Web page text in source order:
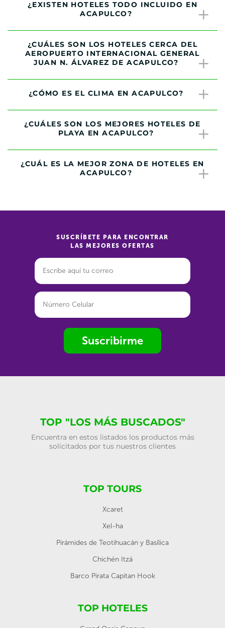
¿EXISTEN HOTELES TODO INCLUIDO EN
ACAPULCO?
¿CUÁLES SON LOS HOTELES CERCA DEL
AEROPUERTO INTERNACIONAL GENERAL
JUAN N. ÁLVAREZ DE ACAPULCO?
¿CÓMO ES EL CLIMA EN ACAPULCO?
¿CUÁLES SON LOS MEJORES HOTELES DE
PLAYA EN ACAPULCO?
¿CUÁL ES LA MEJOR ZONA DE HOTELES EN
ACAPULCO?
SUSCRÍBETE PARA ENCONTRAR
LAS MEJORES OFERTAS
Suscribirme
TOP "LOS MÁS BUSCADOS"
Encuentra en estos listados los productos más
solicitados por tus nuestros clientes
TOP TOURS
Xcaret
Xel-ha
Pirámides de Teotihuacán y Basílica
Chichén Itzá
Barco Pirata Capitan Hook
TOP HOTELES